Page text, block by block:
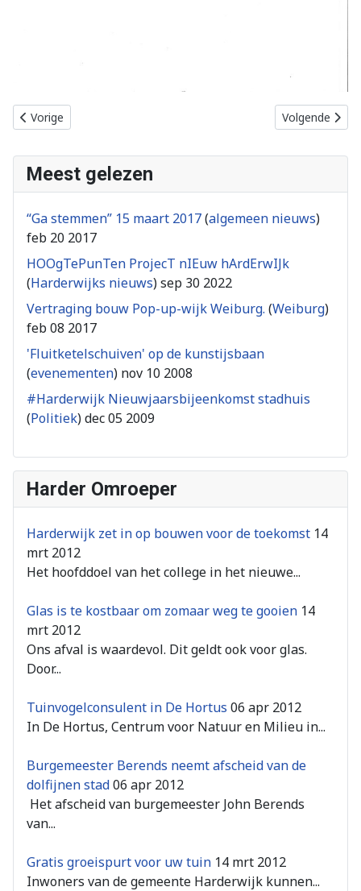
Vorig artikel: Wietplantage in voormalige eendenslachterij
Vorige Volgende
Volgende
Meest gelezen
“Ga stemmen” 15 maart 2017(algemeen nieuws)
feb 20 2017
HOOgTePunTen ProjecT nIEuw hArdErwIJk
(Harderwijks nieuws)sep 30 2022
Vertraging bouw Pop-up-wijk Weiburg. (Weiburg)
feb 08 2017
'Fluitketelschuiven' op de kunstijsbaan
(evenementen) nov 10 2008
#Harderwijk Nieuwjaarsbijeenkomst stadhuis
(Politiek)dec 05 2009
Harder Omroeper
Harderwijk zet in op bouwen voor de toekomst 14
mrt 2012
Het hoofddoel van het college in het nieuwe...
Glas is te kostbaar om zomaar weg te gooien 14
mrt 2012
Ons afval is waardevol. Dit geldt ook voor glas.
Door...
Tuinvogelconsulent in De Hortus 06 apr 2012
In De Hortus, Centrum voor Natuur en Milieu in...
Burgemeester Berends neemt afscheid van de
dolfijnen stad06 apr 2012
Het afscheid van burgemeester John Berends
van...
Gratis groeispurt voor uw tuin 14 mrt 2012
Inwoners van de gemeente Harderwijk kunnen...